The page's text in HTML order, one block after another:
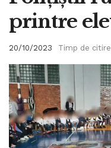
printre
20/10/2023 Timp de